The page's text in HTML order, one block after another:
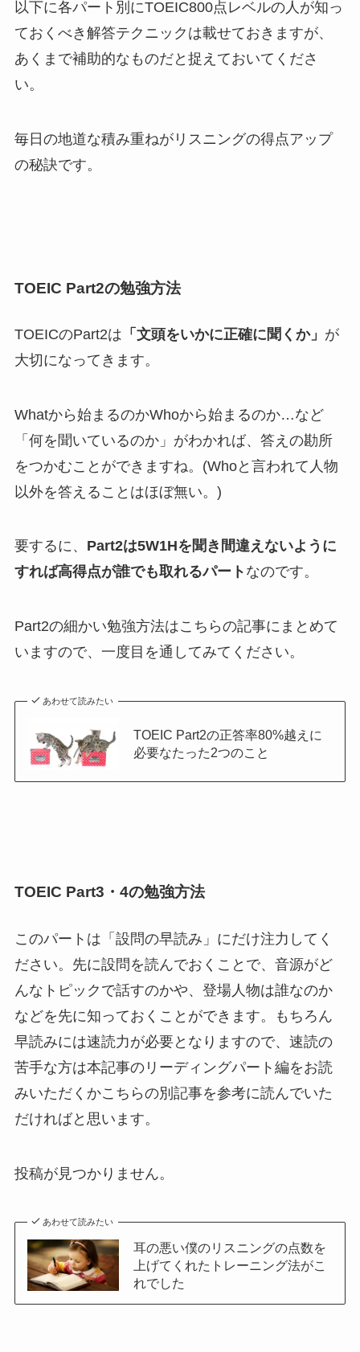
以下に各パート別にTOEIC800点レベルの人が知っ
ておくべき解答テクニックは載せておきますが、
あくまで補助的なものだと捉えておいてくださ
い。
毎日の地道な積み重ねがリスニングの得点アップ
の秘訣です。
TOEIC Part2の勉強方法
TOEICのPart2は 「文頭をいかに正確に聞くか」 が
大切になってきます。
Whatから始まるのかWhoから始まるのか…など
「何を聞いているのか」がわかれば、答えの勘所
をつかむことができますね。(Whoと言われて人物
以外を答えることはほぼ無い。)
要するに、 Part2は5W1Hを聞き間違えないように
すれば高得点が誰でも取れるパート なのです。
Part2の細かい勉強方法はこちらの記事にまとめて
いますので、一度目を通してみてください。
あわせて読みたい
TOEIC Part2の正答率80%越えに
必要なたった2つのこと
TOEIC Part3・4の勉強方法
このパートは「設問の早読み」にだけ注力してく
ださい。先に設問を読んでおくことで、音源がど
んなトピックで話すのかや、登場人物は誰なのか
などを先に知っておくことができます。もちろん
早読みには速読力が必要となりますので、速読の
苦手な方は本記事のリーディングパート編をお読
みいただくかこちらの別記事を参考に読んでいた
だければと思います。
投稿が見つかりません。
あわせて読みたい
耳の悪い僕のリスニングの点数を
上げてくれたトレーニング法がこ
れでした